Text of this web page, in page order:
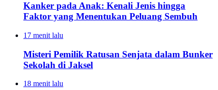
Kanker pada Anak: Kenali Jenis hingga
Faktor yang Menentukan Peluang Sembuh
17 menit lalu
Misteri Pemilik Ratusan Senjata dalam Bunker
Sekolah di Jaksel
18 menit lalu